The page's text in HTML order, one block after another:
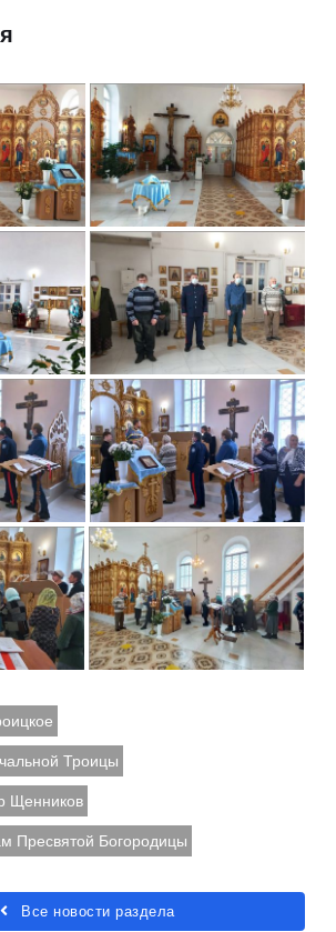
Троицы
Щенников
Пресвятой Богородицы
Все новости раздела